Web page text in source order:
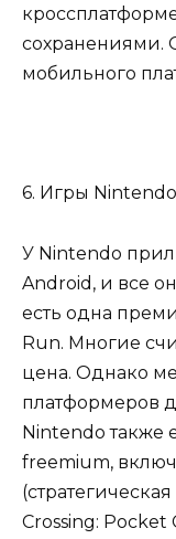
сохранениями.
мобильного
6. Игры
У Nintendo
Android, и все
есть одна
Run. Многие
цена. Однако
платформеров
Nintendo также
freemium,
Crossing: Pocket